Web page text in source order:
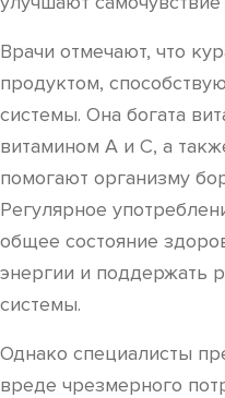
Врачи отмечают, что
продуктом,
системы. Она богата
витамином A и C, а
помогают организму
Регулярное
общее состояние
энергии и поддержать
системы.
Однако специалисты
вреде чрезмерного